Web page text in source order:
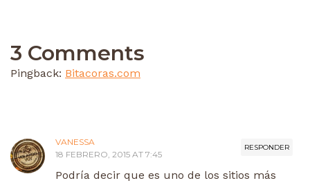
3 Comments
Pingback: Bitacoras.com
RESPONDER
VANESSA
18 FEBRERO, 2015 AT 7:45
Podría decir que es uno de los sitios más